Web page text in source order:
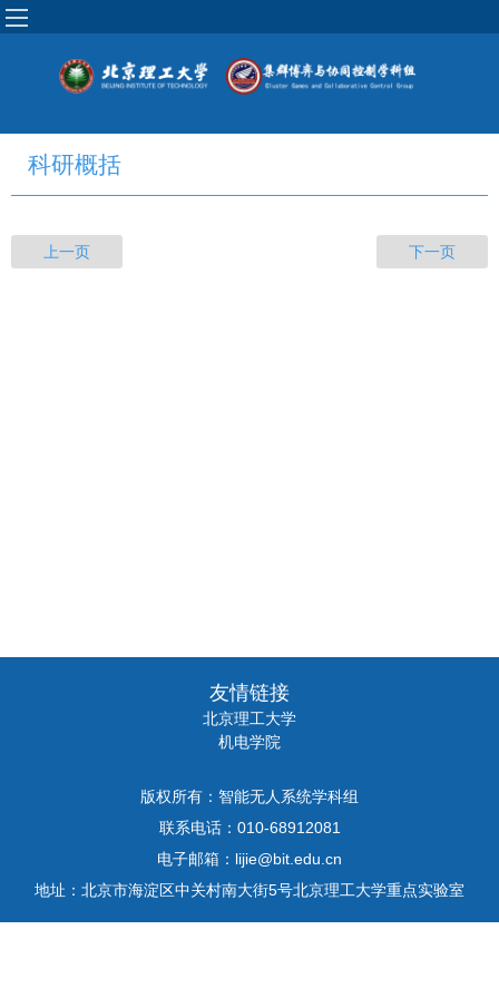
科研概括
上一页 下一页
友情链接
北京理工大学
机电学院
版权所有：智能无人系统学科组
联系电话：010-68912081
电子邮箱：lijie@bit.edu.cn
地址：北京市海淀区中关村南大街5号北京理工大学重点实验室